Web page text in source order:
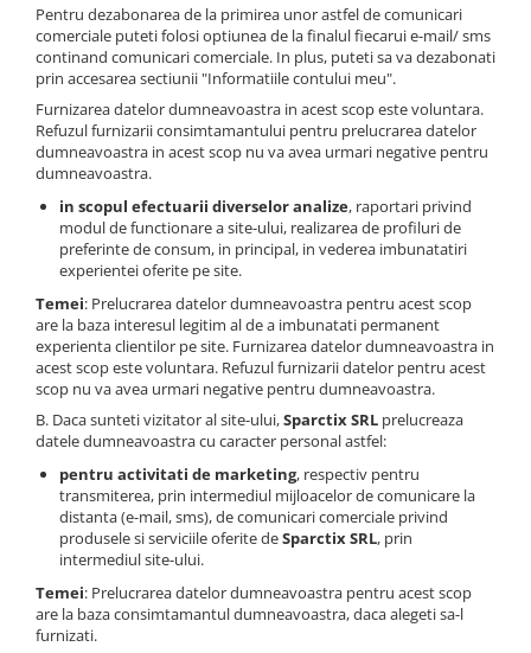
Pentru dezabonarea de la primirea unor astfel de comunicari
comerciale puteti folosi optiunea de la finalul fiecarui e-mail/ sms
continand comunicari comerciale. In plus, puteti sa va dezabonati
prin accesarea sectiunii "Informatiile contului meu".
Furnizarea datelor dumneavoastra in acest scop este voluntara.
Refuzul furnizarii consimtamantului pentru prelucrarea datelor
dumneavoastra in acest scop nu va avea urmari negative pentru
dumneavoastra.
in scopul efectuarii diverselor analize, raportari privind
modul de functionare a site-ului, realizarea de profiluri de
preferinte de consum, in principal, in vederea imbunatatiri
experientei oferite pe site.
Temei: Prelucrarea datelor dumneavoastra pentru acest scop
are la baza interesul legitim al de a imbunatati permanent
experienta clientilor pe site. Furnizarea datelor dumneavoastra in
acest scop este voluntara. Refuzul furnizarii datelor pentru acest
scop nu va avea urmari negative pentru dumneavoastra.
B. Daca sunteti vizitator al site-ului,Sparctix SRL prelucreaza
datele dumneavoastra cu caracter personal astfel:
pentru activitati de marketing, respectiv pentru
transmiterea, prin intermediul mijloacelor de comunicare la
distanta (e-mail, sms), de comunicari comerciale privind
produsele si serviciile oferite deSparctix SRL, prin
intermediul site-ului.
Temei: Prelucrarea datelor dumneavoastra pentru acest scop
are la baza consimtamantul dumneavoastra, daca alegeti sa-l
furnizati.